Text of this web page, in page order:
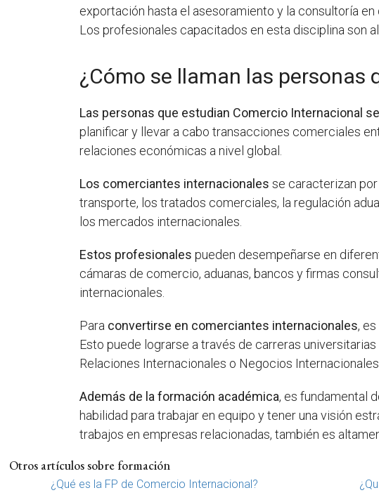
exportación hasta el asesoramiento y la consultoría
Los profesionales capacitados en esta disciplina son
¿Cómo se llaman las
Las personas que estudian Comercio Internacional
planificar y llevar a cabo transacciones comerciales
relaciones económicas a nivel global.
Los comerciantes internacionales se caracterizan
transporte, los tratados comerciales, la regulación
los mercados internacionales.
Estos profesionales pueden desempeñarse en
cámaras de comercio, aduanas, bancos y firmas
internacionales.
Para convertirse en comerciantes internacionales,
Esto puede lograrse a través de carreras
Relaciones Internacionales o Negocios Internacionales.
Además de la formación académica, es fundamental
habilidad para trabajar en equipo y tener una visión
trabajos en empresas relacionadas, también es
Otros artículos sobre formación
¿Qué es la FP de Comercio Internacional?